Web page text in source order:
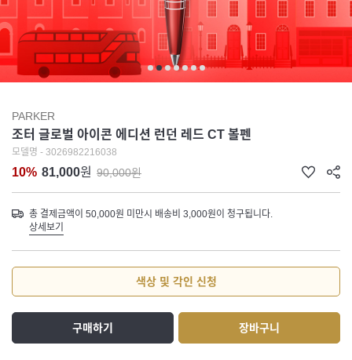
PARKER
조터 글로벌 아이콘 에디션 런던 레드 CT 볼펜
모델명 - 3026982216038
10% 81,000원 90,000원
총 결제금액이 50,000원 미만시 배송비 3,000원이 청구됩니다.
상세보기
색상 및 각인 신청
구매하기 장바구니